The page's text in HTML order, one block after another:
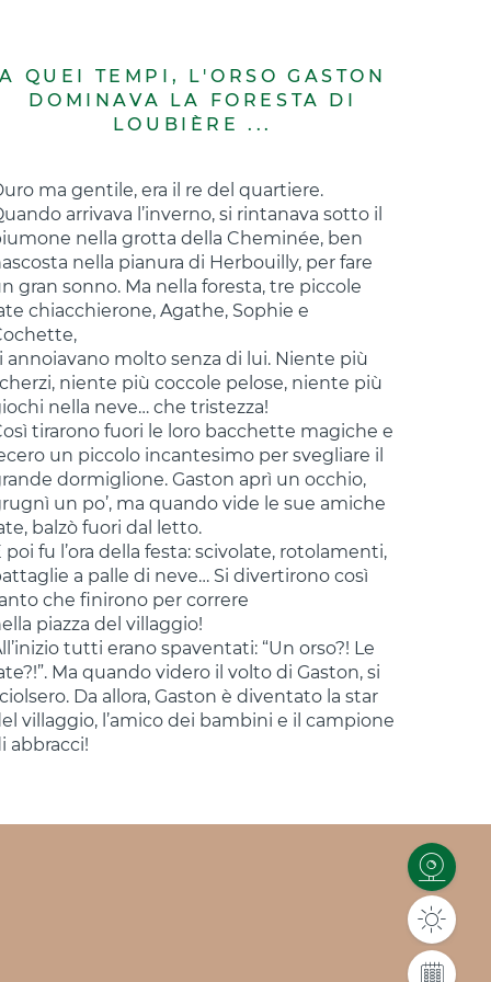
A QUEI TEMPI, L'ORSO GASTON
DOMINAVA LA FORESTA DI
LOUBIÈRE ...
ma gentile, era il re del quartiere.
arrivava l’inverno, si rintanava sotto il
nella grotta della Cheminée, ben
nella pianura di Herbouilly, per fare
gran sonno. Ma nella foresta, tre piccole
chiacchierone, Agathe, Sophie e
annoiavano molto senza di lui. Niente più
niente più coccole pelose, niente più
nella neve… che tristezza!
tirarono fuori le loro bacchette magiche e
un piccolo incantesimo per svegliare il
dormiglione. Gaston aprì un occhio,
un po’, ma quando vide le sue amiche
balzò fuori dal letto.
poi fu l’ora della festa: scivolate, rotolamenti,
a palle di neve… Si divertirono così
che finirono per correre
piazza del villaggio!
tutti erano spaventati: “Un orso?! Le
Ma quando videro il volto di Gaston, si
Da allora, Gaston è diventato la star
villaggio, l’amico dei bambini e il campione
abbracci!